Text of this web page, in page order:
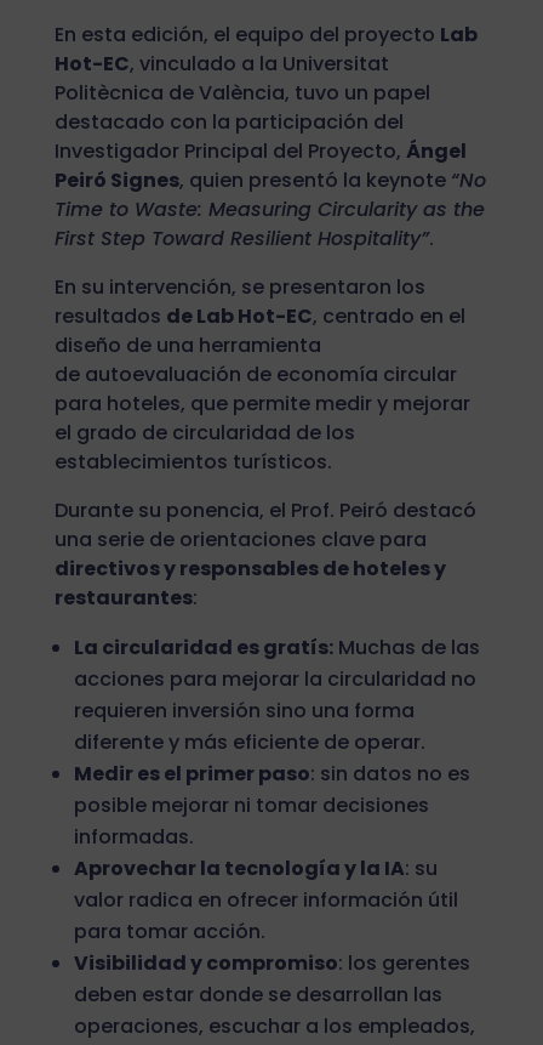
En esta edición, el equipo del proyecto Lab
Hot-EC, vinculado a la Universitat
Politècnica de València, tuvo un papel
destacado con la participación del
Investigador Principal del Proyecto, Ángel
Peiró Signes, quien presentó la keynote “No
Time to Waste: Measuring Circularity as the
First Step Toward Resilient Hospitality”.
En su intervención, se presentaron los
resultados de Lab Hot-EC, centrado en el
diseño de una herramienta
de autoevaluación de economía circular
para hoteles, que permite medir y mejorar
el grado de circularidad de los
establecimientos turísticos.
Durante su ponencia, el Prof. Peiró destacó
una serie de orientaciones clave para
directivos y responsables de hoteles y
restaurantes:
La circularidad es gratís:Muchas de las
acciones para mejorar la circularidad no
requieren inversión sino una forma
diferente y más eficiente de operar.
Medir es el primer paso: sin datos no es
posible mejorar ni tomar decisiones
informadas.
Aprovechar la tecnología y la IA: su
valor radica en ofrecer información útil
para tomar acción.
Visibilidad y compromiso: los gerentes
deben estar donde se desarrollan las
operaciones, escuchar a los empleados,